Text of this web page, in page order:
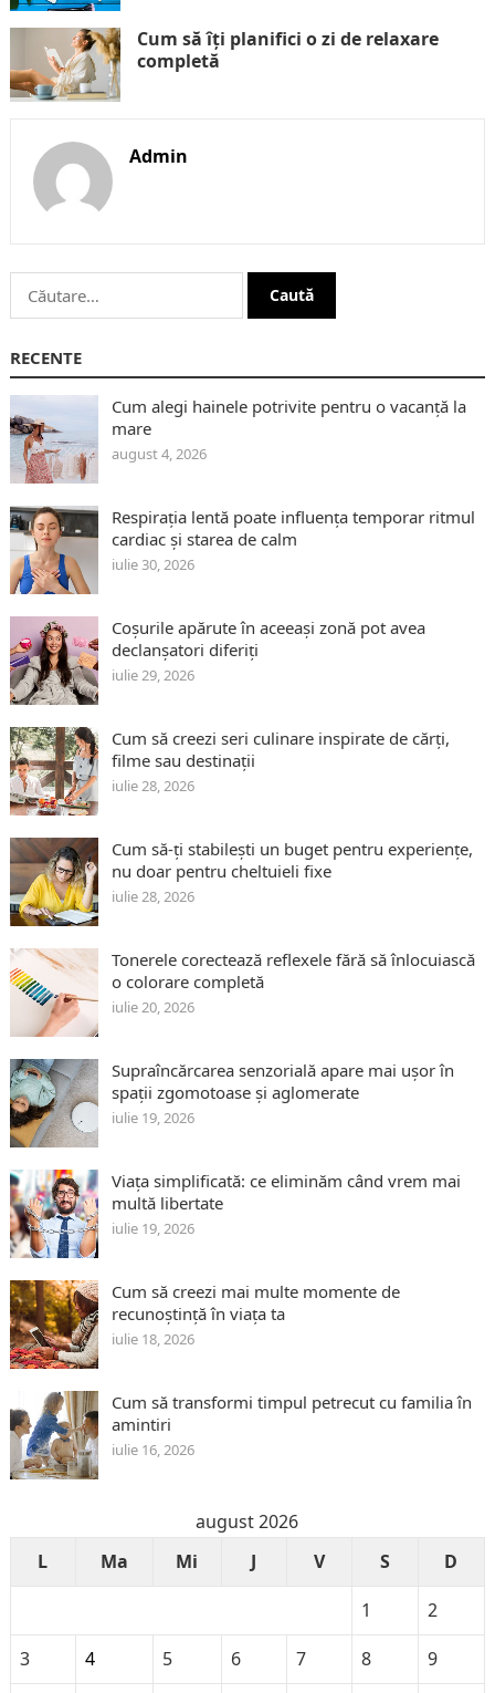
Cum să îți planifici o zi de relaxare
completă
Admin
Caută
după:
RECENTE
Cum alegi hainele potrivite pentru o vacanță la
mare
august 4, 2026
Respirația lentă poate influența temporar ritmul
cardiac și starea de calm
iulie 30, 2026
Coșurile apărute în aceeași zonă pot avea
declanșatori diferiți
iulie 29, 2026
Cum să creezi seri culinare inspirate de cărți,
filme sau destinații
iulie 28, 2026
Cum să-ți stabilești un buget pentru experiențe,
nu doar pentru cheltuieli fixe
iulie 28, 2026
Tonerele corectează reflexele fără să înlocuiască
o colorare completă
iulie 20, 2026
Supraîncărcarea senzorială apare mai ușor în
spații zgomotoase și aglomerate
iulie 19, 2026
Viața simplificată: ce eliminăm când vrem mai
multă libertate
iulie 19, 2026
Cum să creezi mai multe momente de
recunoștință în viața ta
iulie 18, 2026
Cum să transformi timpul petrecut cu familia în
amintiri
iulie 16, 2026
august 2026
L
Ma Mi J V S
D
1
2
3
4 5 6 7 8
9